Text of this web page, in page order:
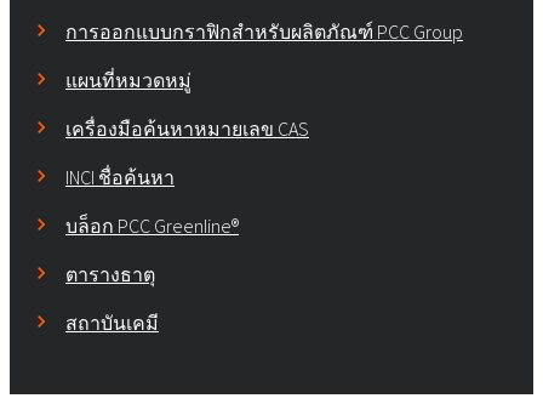
การออกแบบกราฟิกสำหรับผลิตภัณฑ์ PCC Group
แผนที่หมวดหมู่
เครื่องมือค้นหาหมายเลข CAS
INCI ชื่อค้นหา
บล็อก PCC Greenline®
ตารางธาตุ
สถาบันเคมี